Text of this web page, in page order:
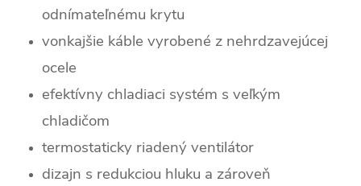
odnímateľnému krytu
vonkajšie káble vyrobené z nehrdzavejúcej
ocele
efektívny chladiaci systém s veľkým
chladičom
termostaticky riadený ventilátor
dizajn s redukciou hluku a zároveň